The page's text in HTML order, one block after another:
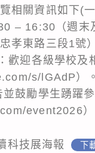
相關資訊如下(
– 16:30（週末
孝東路三段1號
歡迎各級學校及
s/lGAdP）
鼓勵學生踴躍
event2026）
科技展海報 下